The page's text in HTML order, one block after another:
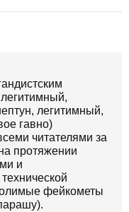
легитимный,
гавно)
читателями за
протяжении
и
фейкометы